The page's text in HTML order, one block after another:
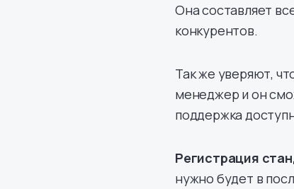
Она составляет
конкурентов.
Так же уверяют,
менеджер и он
поддержка
Регистрация
нужно будет в